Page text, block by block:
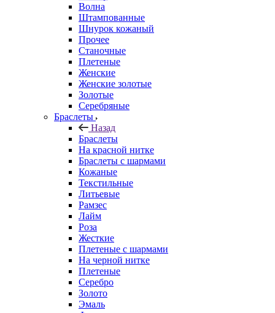
Волна
Штампованные
Шнурок кожаный
Прочее
Станочные
Плетеные
Женские
Женские золотые
Золотые
Серебряные
Браслеты
Назад
Браслеты
На красной нитке
Браслеты с шармами
Кожаные
Текстильные
Литьевые
Рамзес
Лайм
Роза
Жесткие
Плетеные с шармами
На черной нитке
Плетеные
Серебро
Золото
Эмаль